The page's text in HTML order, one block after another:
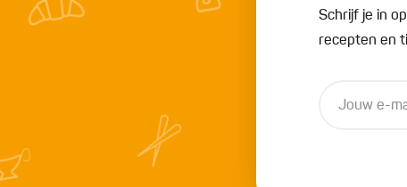
Schrijf je in
recepten en